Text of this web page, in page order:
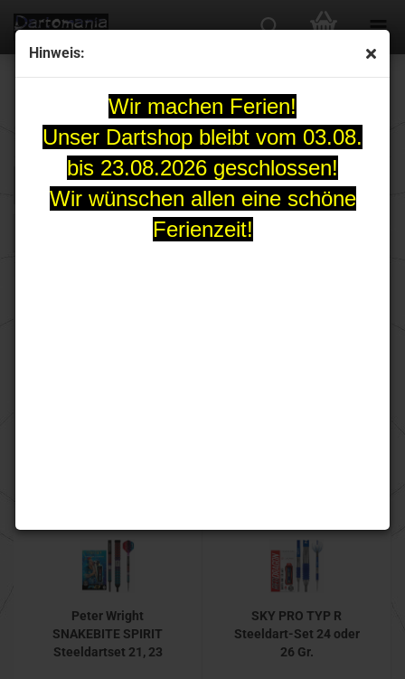
Hinweis:
Wir machen Ferien!
Unser Dartshop bleibt vom 03.08.
bis 23.08.2026 geschlossen!
Wir wünschen allen eine schöne
Ferienzeit!
Red Dragon
FILTERSortieren nach
Sortieren nach 30 pro Seite
pro Seite
Peter Wright
SNAKEBITE SPIRIT
Steeldartset 21, 23
SKY PRO TYP R
Steeldart-Set 24 oder
26 Gr.